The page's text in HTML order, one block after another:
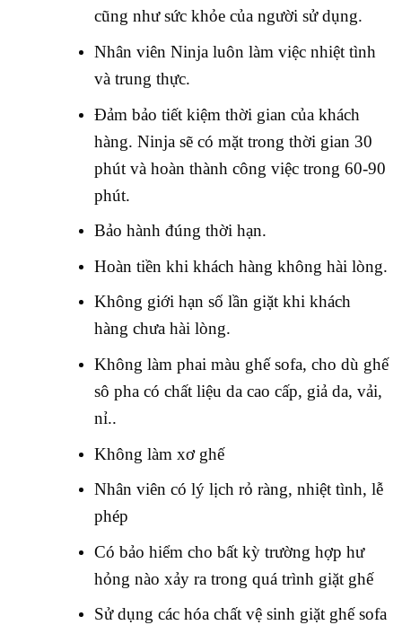
cũng như sức khỏe của người sử dụng.
Nhân viên Ninja luôn làm việc nhiệt tình
và trung thực.
Đảm bảo tiết kiệm thời gian của khách
hàng. Ninja sẽ có mặt trong thời gian 30
phút và hoàn thành công việc trong 60-90
phút.
Bảo hành đúng thời hạn.
Hoàn tiền khi khách hàng không hài lòng.
Không giới hạn số lần giặt khi khách
hàng chưa hài lòng.
Không làm phai màu ghế sofa, cho dù ghế
sô pha có chất liệu da cao cấp, giả da, vải,
nỉ..
Không làm xơ ghế
Nhân viên có lý lịch rỏ ràng, nhiệt tình, lễ
phép
Có bảo hiểm cho bất kỳ trường hợp hư
hỏng nào xảy ra trong quá trình giặt ghế
Sử dụng các hóa chất vệ sinh giặt ghế sofa